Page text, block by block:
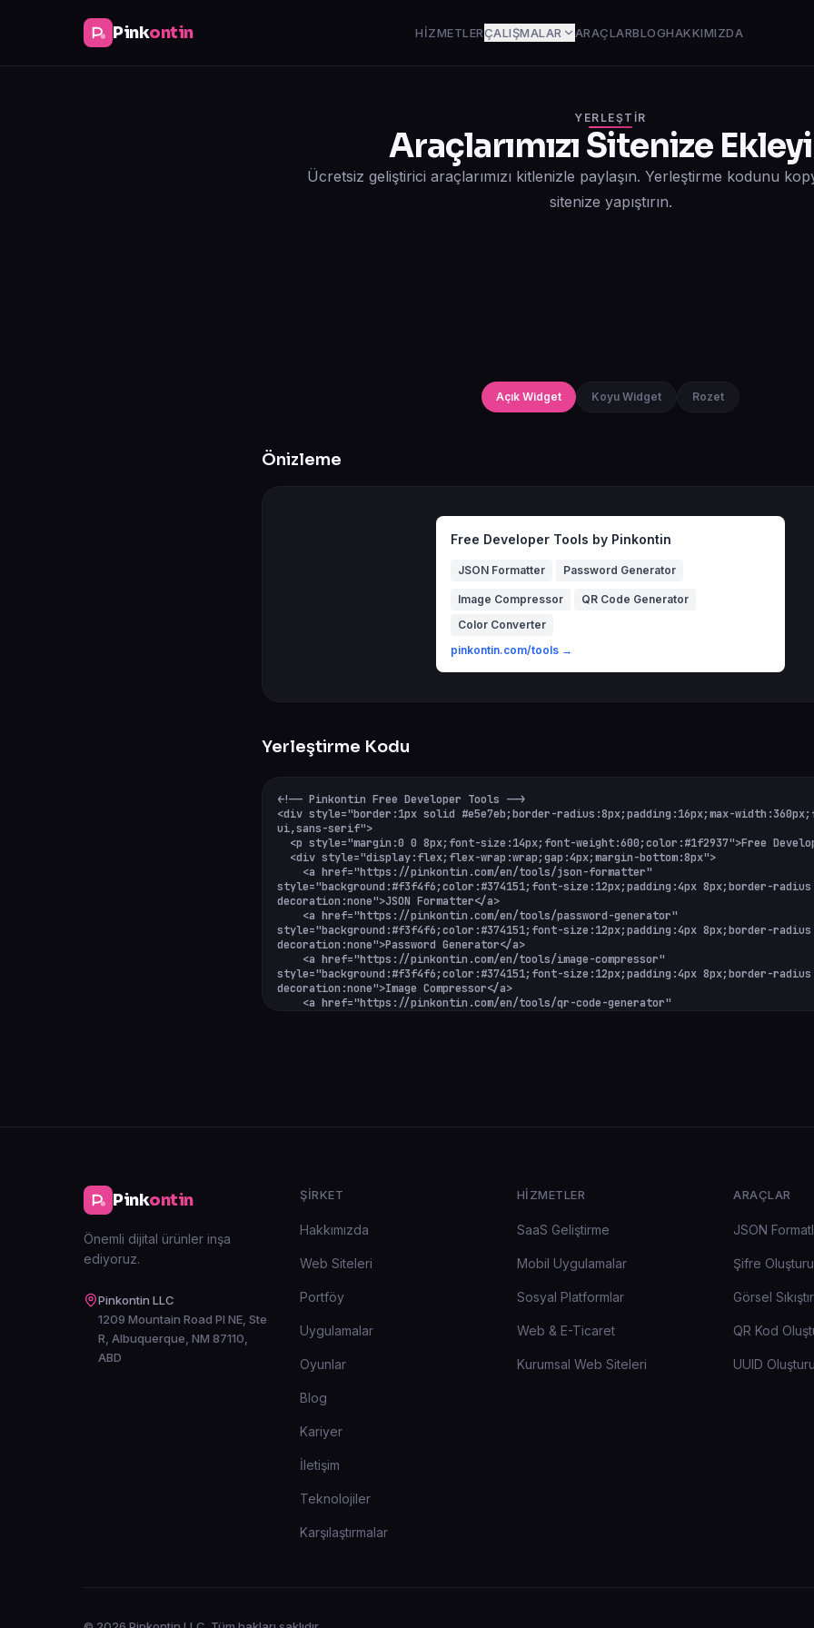
Pinkontin HIZMETLERÇALIŞMALAR ARAÇLARBLOGHAKKIMIZDA
YERLEŞTIR
Araçlarımızı Sitenize
Ücretsiz geliştirici araçlarımızı kitlenizle paylaşın. Yerleştirme kodunu
sitenize yapıştırın.
Açık Widget Koyu Widget Rozet
Önizleme
Free Developer Tools by Pinkontin
JSON Formatter Password Generator
Image Compressor
QR Code Generator
Color Converter
pinkontin.com/tools →
Yerleştirme Kodu
Pinkontin
Önemli dijital ürünler inşa
ediyoruz.
Pinkontin LLC
1209 Mountain Road Pl NE, Ste
R, Albuquerque, NM 87110,
ABD
ŞIRKET
Hakkımızda
Web Siteleri
Portföy
Uygulamalar
Oyunlar
Blog
Kariyer
İletişim
Teknolojiler
Karşılaştırmalar
HIZMETLER
SaaS Geliştirme
Mobil Uygulamalar
Sosyal Platformlar
Web & E-Ticaret
Kurumsal Web Siteleri
ARAÇLAR
JSON
Şifre
Görsel
QR Kod
UUID